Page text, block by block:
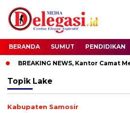
BERANDA SUMUT PENDIDIKAN
BREAKING NEWS, Kantor Camat
Topik Lake
Kabupaten Samosir